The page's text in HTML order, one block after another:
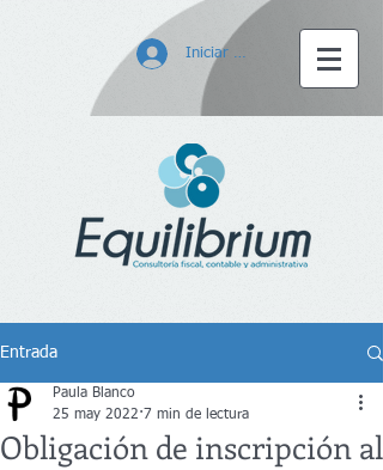
Iniciar sesión
Entrada
Obligación de inscripción al
Paula Blanco
25 may 2022 7 min de lectura